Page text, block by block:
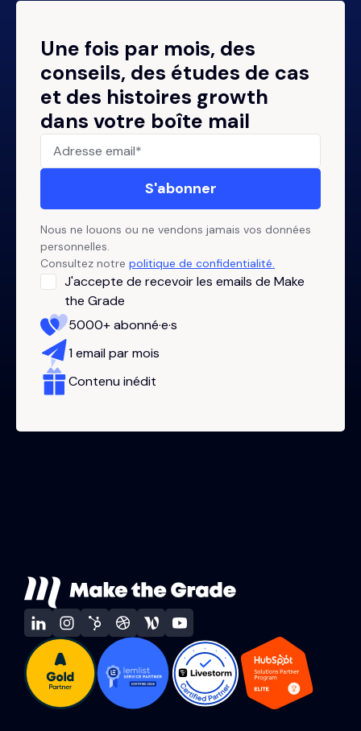
Une fois par mois, des
conseils, des études de cas
et des histoires growth
dans votre boîte mail
Nous ne louons ou ne vendons jamais vos données
personnelles.
Consultez notre politique de confidentialité.
J'accepte de recevoir les emails de Make
the Grade
5000+ abonné·e·s
1 email par mois
Contenu inédit